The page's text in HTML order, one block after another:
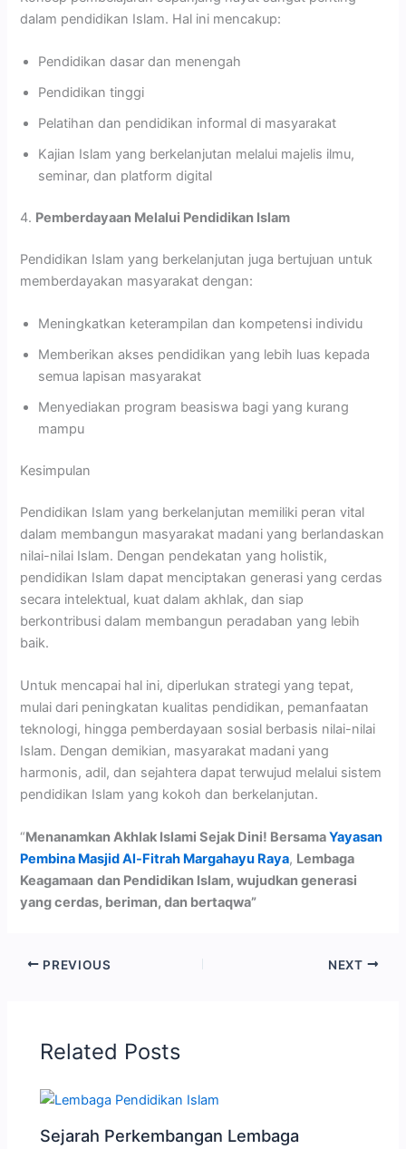
dalam pendidikan Islam. Hal ini mencakup:
Pendidikan dasar dan menengah
Pendidikan tinggi
Pelatihan dan pendidikan informal di masyarakat
Kajian Islam yang berkelanjutan melalui majelis ilmu,
seminar, dan platform digital
4. Pemberdayaan Melalui Pendidikan Islam
Pendidikan Islam yang berkelanjutan juga bertujuan untuk
memberdayakan masyarakat dengan:
Meningkatkan keterampilan dan kompetensi individu
Memberikan akses pendidikan yang lebih luas kepada
semua lapisan masyarakat
Menyediakan program beasiswa bagi yang kurang
mampu
Kesimpulan
Pendidikan Islam yang berkelanjutan memiliki peran vital
dalam membangun masyarakat madani yang berlandaskan
nilai-nilai Islam. Dengan pendekatan yang holistik,
pendidikan Islam dapat menciptakan generasi yang cerdas
secara intelektual, kuat dalam akhlak, dan siap
berkontribusi dalam membangun peradaban yang lebih
baik.
Untuk mencapai hal ini, diperlukan strategi yang tepat,
mulai dari peningkatan kualitas pendidikan, pemanfaatan
teknologi, hingga pemberdayaan sosial berbasis nilai-nilai
Islam. Dengan demikian, masyarakat madani yang
harmonis, adil, dan sejahtera dapat terwujud melalui sistem
pendidikan Islam yang kokoh dan berkelanjutan.
“Menanamkan Akhlak Islami Sejak Dini! BersamaYayasan
Pembina Masjid Al-Fitrah Margahayu Raya, Lembaga
Keagamaan dan Pendidikan Islam, wujudkan generasi
yang cerdas, beriman, dan bertaqwa”
PREVIOUS NEXT
Related Posts
Sejarah Perkembangan Lembaga